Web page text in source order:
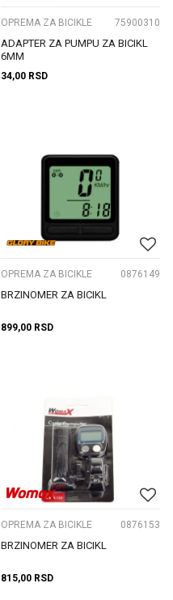
OPREMA ZA BICIKLE 75900310
ADAPTER ZA PUMPU ZA BICIKL
6MM
34,00 RSD
OPREMA ZA BICIKLE 0876149
BRZINOMER ZA BICIKL
899,00 RSD
OPREMA ZA BICIKLE 0876153
BRZINOMER ZA BICIKL
815,00 RSD